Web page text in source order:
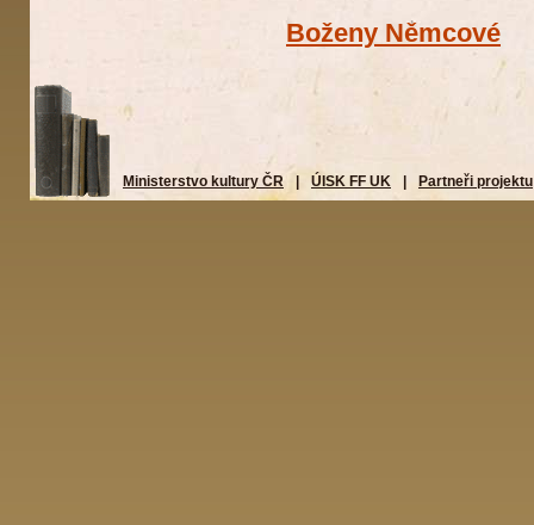
Boženy Němcové
Ministerstvo kultury ČR ÚISK FF UK Partneři projektu